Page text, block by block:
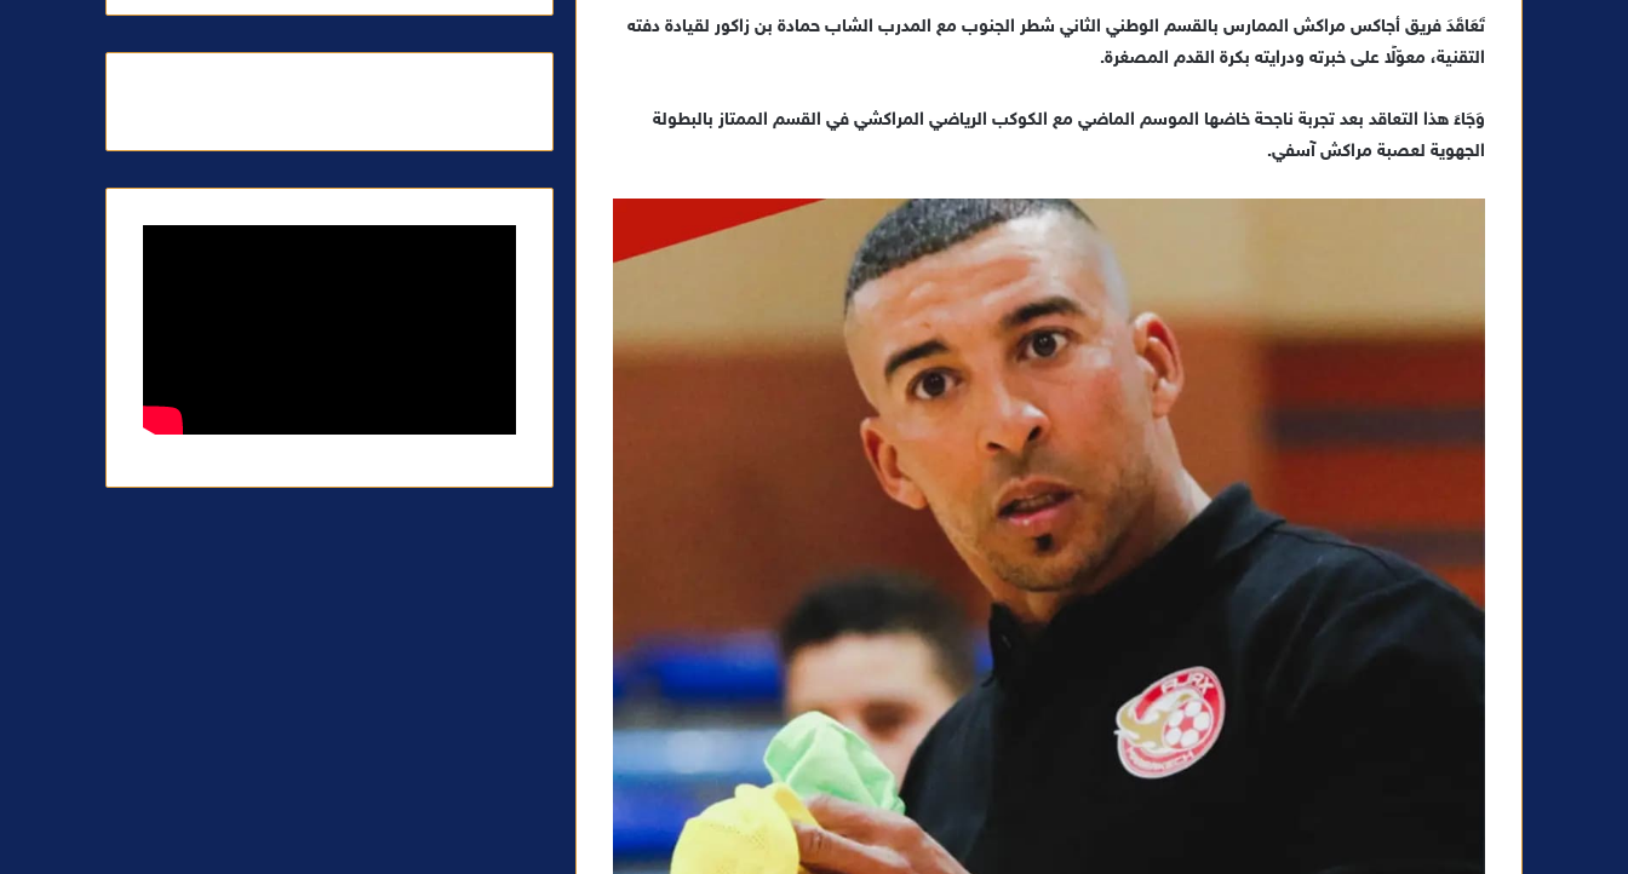
ب
ر
ل
تَعَاقَدَ فريق أجاكس مراكش الممارس بالقسم الوطني الثاني شطر الجنوب مع المدرب الشاب حمادة بن زاكور لقيادة دفته
التقنية، معوّلًا على خبرته ودرايته بكرة القدم المصغرة.
وَجَاءَ هذا التعاقد بعد تجربة ناجحة خاضها الموسم الماضي مع الكوكب الرياضي المراكشي في القسم الممتاز بالبطولة
الجهوية لعصبة مراكش آسفي.